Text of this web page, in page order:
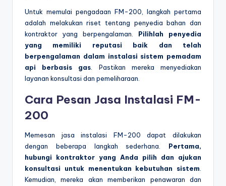
Untuk memulai pengadaan FM-200, langkah pertama
adalah melakukan riset tentang penyedia bahan dan
kontraktor yang berpengalaman. Pilihlah penyedia
yang memiliki reputasi baik dan telah
berpengalaman dalam instalasi sistem pemadam
api berbasis gas . Pastikan mereka menyediakan
layanan konsultasi dan pemeliharaan.
Cara Pesan Jasa Instalasi FM-
200
Memesan jasa instalasi FM-200 dapat dilakukan
dengan beberapa langkah sederhana. Pertama,
hubungi kontraktor yang Anda pilih dan ajukan
konsultasi untuk menentukan kebutuhan sistem
Kemudian, mereka akan memberikan penawaran dan